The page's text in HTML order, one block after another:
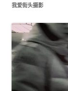
我爱街头摄影